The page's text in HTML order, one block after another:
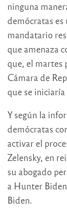
ninguna
demócratas es
mandatario
que amenaza
que, el martes
Cámara de
que se
Y según la
demócratas
activar el
Zelensky, en
su abogado
a Hunter
Biden.